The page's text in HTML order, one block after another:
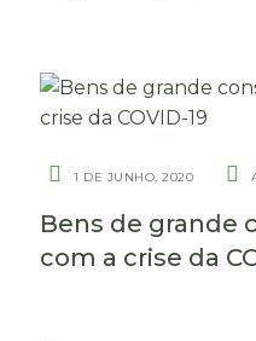
1 DE JUNHO, 2020
Bens de grande
com a crise da